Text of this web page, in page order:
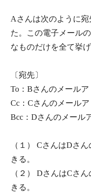
Aさんは次のように
た。この電子メール
なものだけを全て挙
〔宛先〕
To：Bさんのメールア
Cc：Cさんのメールア
Bcc：Dさんのメール
（１） CさんはDさ
きる。
（２） DさんはCさ
きる。